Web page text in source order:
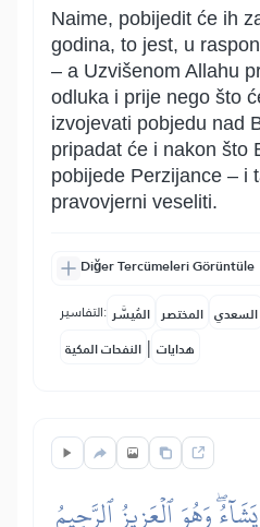
Naime, pobijedit će ih
godina, to jest, u
– a Uzvišenom Allahu
odluka i prije nego što
izvojevati pobjedu nad
pripadat će i nakon što
pobijede Perzijance – i
pravovjerni veseliti.
Diğer Tercümeleri Görüntüle
التفاسير: المُيسَّر المختصر السعدي
النفحات المكية | هدايات
وَهُوَ ٱلۡعَزِيزُ ٱلرَّحِيمُ